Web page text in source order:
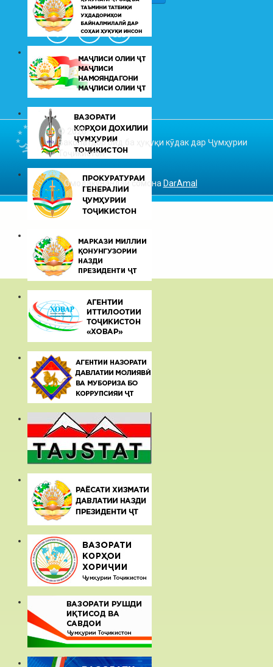
© 2026
Ваколатдор оид ба ҳуқуқи кӯдак дар Ҷумҳурии
Тоҷикистон
Омодакунандаи сомона DarAmal